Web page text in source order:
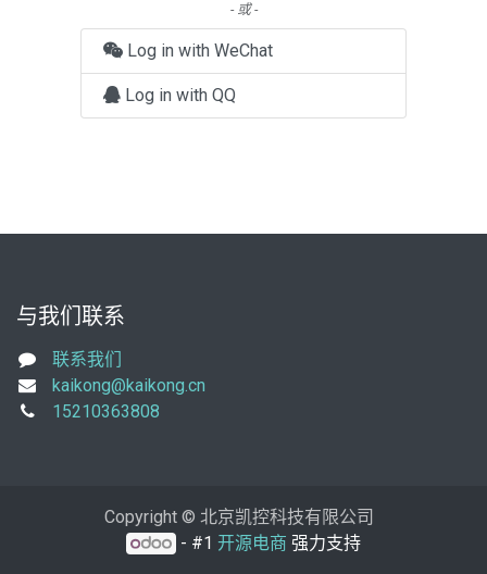
- 或 -
Log in with WeChat
Log in with QQ
与我们联系
联系我们
kaikong@kaikong.cn
15210363808
Copyright © 北京凯控科技有限公司
- #1开源电商 强力支持